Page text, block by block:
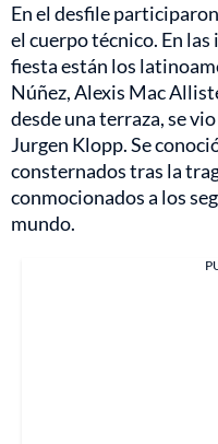
En el desfile
el cuerpo técnico. En las
fiesta están los
Núñez, Alexis Mac
desde una terraza, se
Jurgen Klopp. Se
consternados tras la
conmocionados a los
mundo.